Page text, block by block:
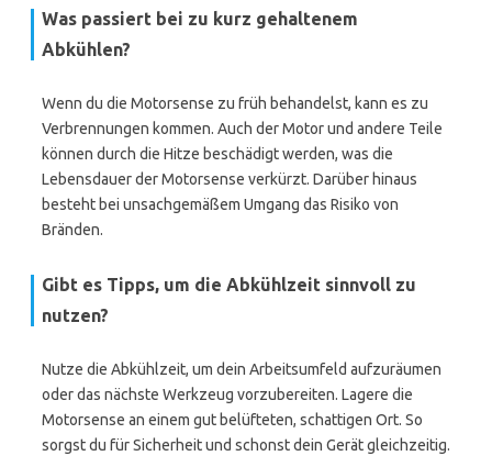
Was passiert bei zu kurz gehaltenem
Abkühlen?
Wenn du die Motorsense zu früh behandelst, kann es zu
Verbrennungen kommen. Auch der Motor und andere Teile
können durch die Hitze beschädigt werden, was die
Lebensdauer der Motorsense verkürzt. Darüber hinaus
besteht bei unsachgemäßem Umgang das Risiko von
Bränden.
Gibt es Tipps, um die Abkühlzeit sinnvoll zu
nutzen?
Nutze die Abkühlzeit, um dein Arbeitsumfeld aufzuräumen
oder das nächste Werkzeug vorzubereiten. Lagere die
Motorsense an einem gut belüfteten, schattigen Ort. So
sorgst du für Sicherheit und schonst dein Gerät gleichzeitig.